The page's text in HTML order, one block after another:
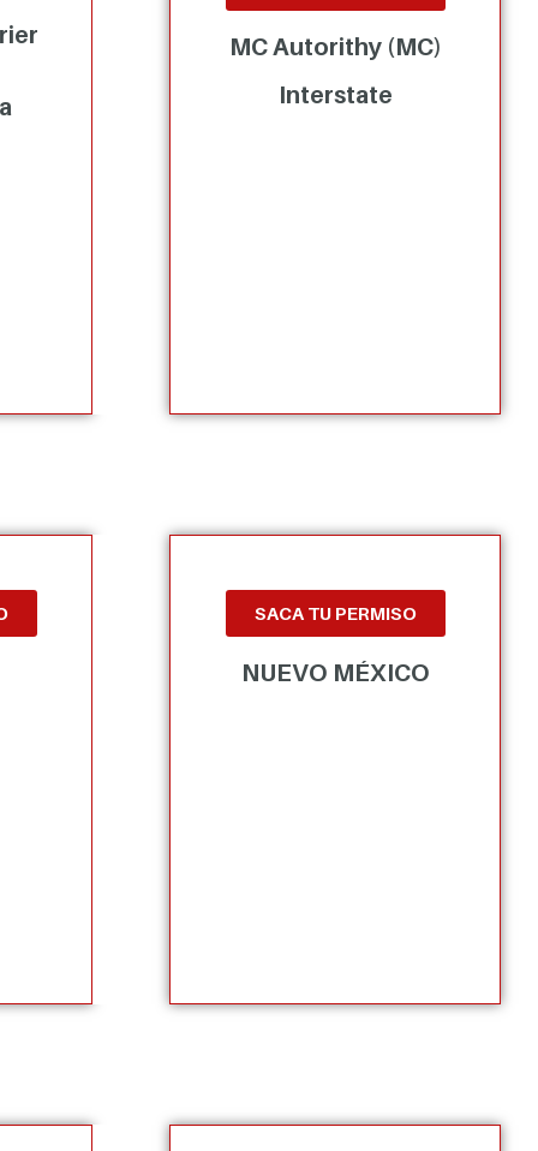
MC Autorithy (MC)
Interstate
SACA TU PERMISO
NUEVO MÉXICO